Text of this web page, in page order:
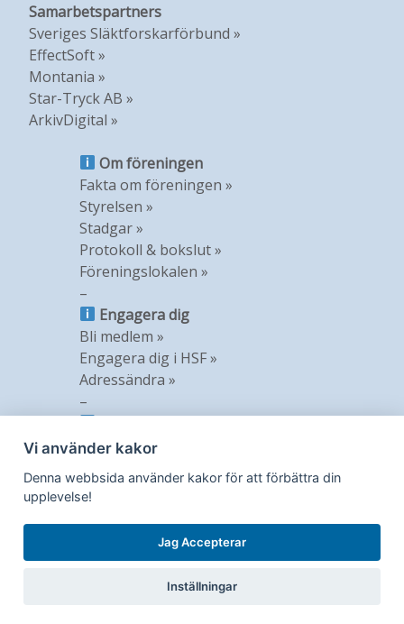
Samarbetspartners
Sveriges Släktforskarförbund »
EffectSoft »
Montania »
Star-Tryck AB »
ArkivDigital »
Om föreningen
Fakta om föreningen »
Styrelsen »
Stadgar »
Protokoll & bokslut »
Föreningslokalen »
–
Engagera dig
Bli medlem »
Engagera dig i HSF »
Adressändra »
–
Nyheter »
Medlemstidning »
Vi använder kakor
Denna webbsida använder kakor för att förbättra din
upplevelse!
Jag Accepterar
Inställningar